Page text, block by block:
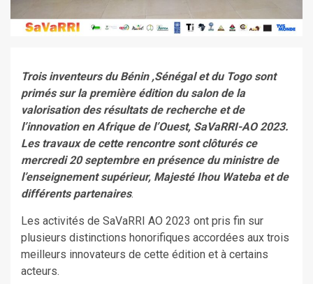
Trois inventeurs du Bénin ,Sénégal et du Togo sont
primés sur la première édition du salon de la
valorisation des résultats de recherche et de
l’innovation en Afrique de l’Ouest, SaVaRRI-AO 2023.
Les travaux de cette rencontre sont clôturés ce
mercredi 20 septembre en présence du ministre de
l’enseignement supérieur, Majesté Ihou Wateba et de
différents partenaires.
Les activités de SaVaRRI AO 2023 ont pris fin sur
plusieurs distinctions honorifiques accordées aux trois
meilleurs innovateurs de cette édition et à certains
acteurs.